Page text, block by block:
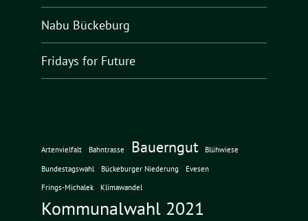
Nabu Bückeburg
Fridays for Future
Artenvielfalt Bahntrasse Bauerngut
Blühwiese
Bundestagswahl
Bückeburger Niederung
Evesen
Frings-Michalek
Klimawandel
Kommunalwahl 2021